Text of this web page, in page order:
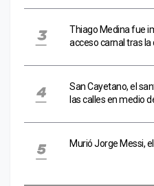
Thiago Medina fue
acceso carnal tras
San Cayetano, el
las calles en medio
Murió Jorge Messi,